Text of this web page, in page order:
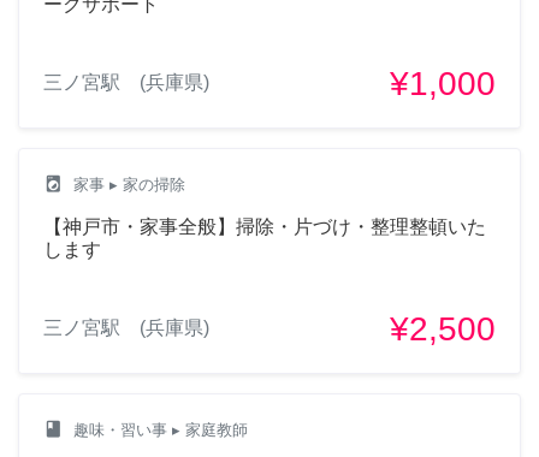
三ノ宮駅 (兵庫県) ¥1,000
local_laundry_service 家事 ▸ 家の掃除
【神戸市・家事全般】掃除・片づけ・整理整頓いた
します
三ノ宮駅 (兵庫県) ¥2,500
class 趣味・習い事 ▸ 家庭教師